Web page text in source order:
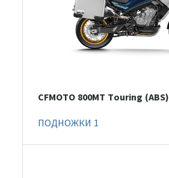
CFMOTO 800MT Touring (ABS)
ПОДНОЖКИ 1